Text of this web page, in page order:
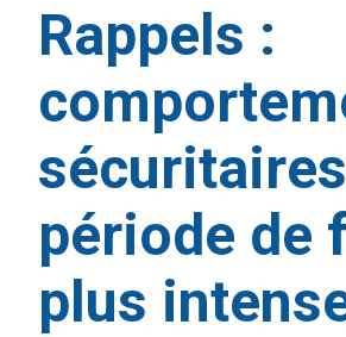
Rappels :
période de
plus